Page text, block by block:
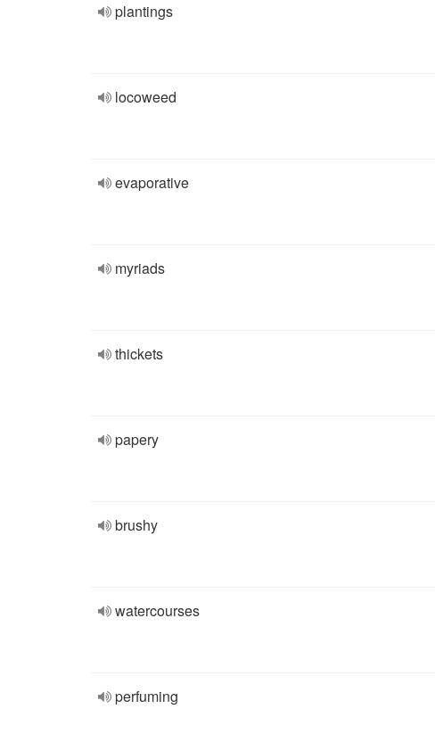
plantings
locoweed
evaporative
myriads
thickets
papery
brushy
watercourses
perfuming